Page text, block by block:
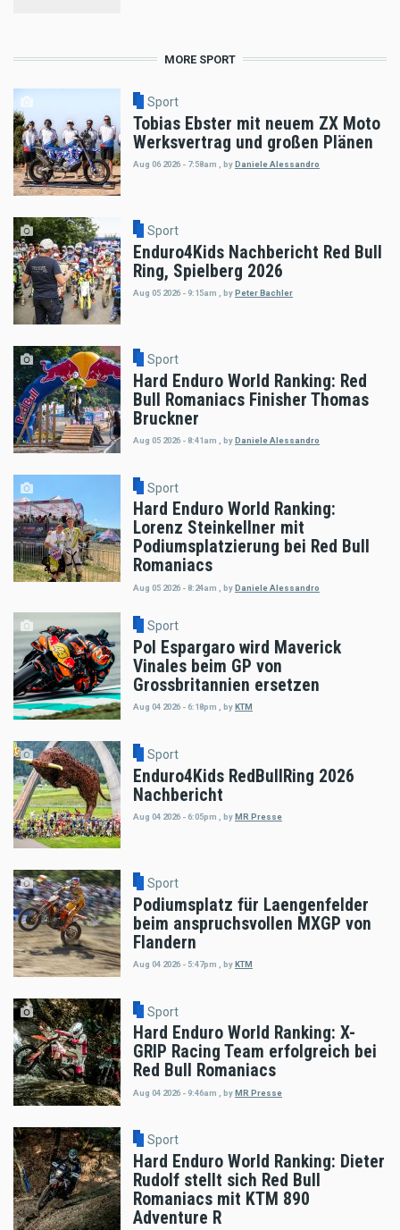
MORE SPORT
Sport
Tobias Ebster mit neuem ZX Moto
Werksvertrag und großen Plänen
Aug 06 2026 - 7:58am , byDaniele Alessandro
Sport
Enduro4Kids Nachbericht Red Bull
Ring, Spielberg 2026
Aug 05 2026 - 9:15am byPeter Bachler
Sport
Hard Enduro World Ranking: Red
Bull Romaniacs Finisher Thomas
Bruckner
Aug 05 2026 - 8:41am byDaniele Alessandro
Sport
Hard Enduro World Ranking:
Lorenz Steinkellner mit
Podiumsplatzierung bei Red Bull
Romaniacs
Aug 05 2026 - 8:24am byDaniele Alessandro
Sport
Pol Espargaro wird Maverick
Vinales beim GP von
Grossbritannien ersetzen
Aug 04 2026 - 6:18pm , byKTM
Sport
Enduro4Kids RedBullRing 2026
Nachbericht
Aug 04 2026 - 6:05pm byMR Presse
Sport
Podiumsplatz für Laengenfelder
beim anspruchsvollen MXGP von
Flandern
Aug 04 2026 - 5:47pm byKTM
Sport
Hard Enduro World Ranking: X-
GRIP Racing Team erfolgreich bei
Red Bull Romaniacs
Aug 04 2026 - 9:46am byMR Presse
Sport
Hard Enduro World Ranking: Dieter
Rudolf stellt sich Red Bull
Romaniacs mit KTM 890
Adventure R